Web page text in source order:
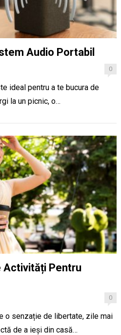
Audio Portabil
0
ideal pentru a te bucura de
la un picnic, o…
Activități Pentru
0
o senzație de libertate, zile mai
de a ieși din casă…